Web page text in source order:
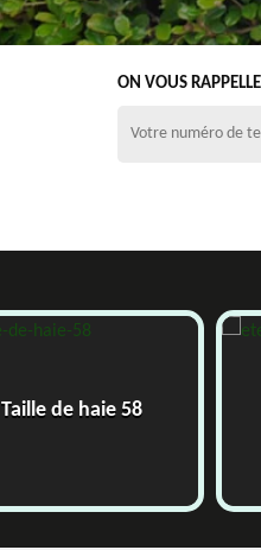
ON VOUS
Taille de haie 58